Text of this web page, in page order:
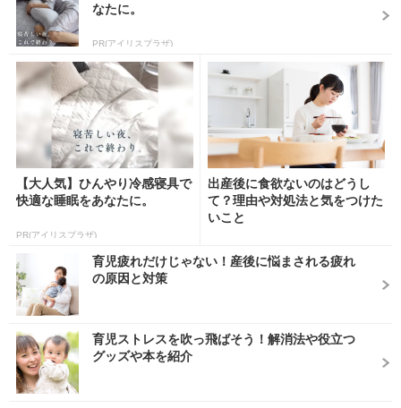
なたに。
PR(アイリスプラザ)
【大人気】ひんやり冷感寝具で
快適な睡眠をあなたに。
PR(アイリスプラザ)
出産後に食欲ないのはどうし
て？理由や対処法と気をつけた
いこと
育児疲れだけじゃない！産後に悩まされる疲れ
の原因と対策
育児ストレスを吹っ飛ばそう！解消法や役立つ
グッズや本を紹介